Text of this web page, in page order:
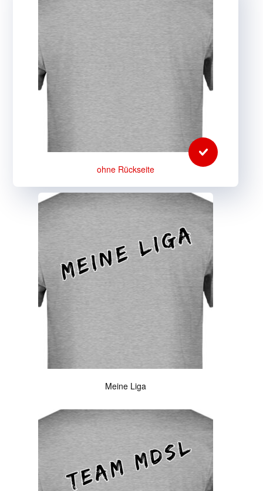
ohne Rückseite
Meine Liga